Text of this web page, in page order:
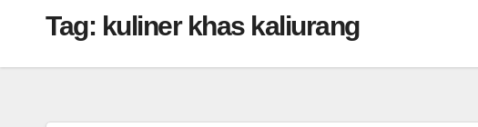
Tag: kuliner khas kaliurang